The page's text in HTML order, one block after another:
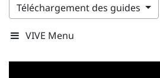
Téléchargement des guides
VIVE Menu